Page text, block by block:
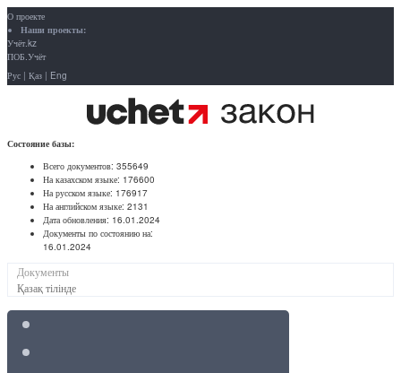
О проекте
Наши проекты:
Учёт.kz
ПОБ.Учёт
Рус | Қаз | Eng
Состояние базы:
Всего документов: 355649
На казахском языке: 176600
На русском языке: 176917
На английском языке: 2131
Дата обновления: 16.01.2024
Документы по состоянию на:
16.01.2024
Документы
Қазақ тілінде